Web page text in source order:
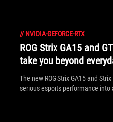
// NVIDIA-GEFORCE-RTX
ROG Strix GA15 and
take you beyond
The new ROG Strix GA15 and
serious esports performance